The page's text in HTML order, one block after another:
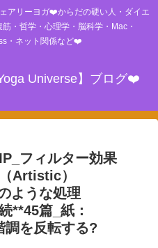
アリーヨガ❤️からだの硬い人・ダイエ
・哲学・心理学・脳科学・Mac・
・ネット関係など❤️
Universe】ブログ❤️
フィルター効果
Artistic）
ような処理
**45篇_紙：
調を反転する?